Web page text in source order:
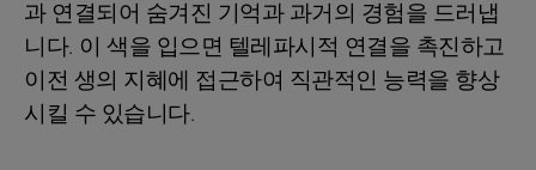
과 연결되어 숨겨진 기억과 과거의 경험을 드러냅
니다. 이 색을 입으면 텔레파시적 연결을 촉진하고
이전 생의 지혜에 접근하여 직관적인 능력을 향상
시킬 수 있습니다.